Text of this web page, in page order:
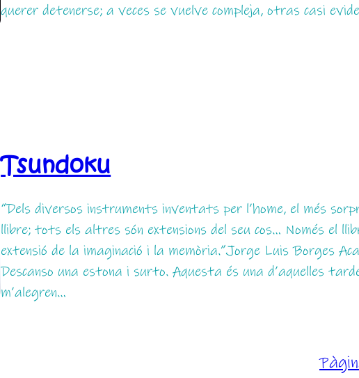
querer detenerse; a veces se vuelve compleja, otras casi
Tsundoku
“Dels diversos instruments inventats per l’home, el més
llibre; tots els altres són extensions del seu cos… Només el
extensió de la imaginació i la memòria.”Jorge Luis Borges
Descanso una estona i surto. Aquesta és una d’aquelles
m’alegren…